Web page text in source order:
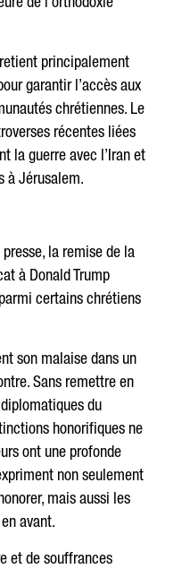
retient principalement
garantir l’accès aux
chrétiennes. Le
récentes liées
la guerre avec l’Iran et
à Jérusalem.
la remise de la
à Donald Trump
certains chrétiens
son malaise dans un
Sans remettre en
du
honorifiques ne
ont une profonde
non seulement
mais aussi les
avant.
et de souffrances